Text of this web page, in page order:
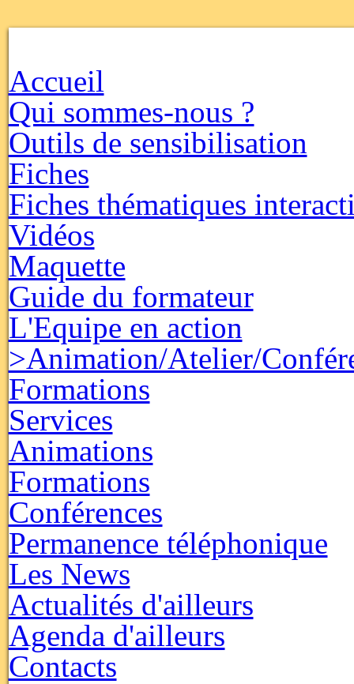
Accueil
Qui sommes-nous ?
Outils de sensibilisation
Fiches
Fiches thématiques
Vidéos
Maquette
Guide du formateur
L'Equipe en action
>Animation/Atelier/
Formations
Services
Animations
Formations
Conférences
Permanence téléphonique
Les News
Actualités d'ailleurs
Agenda d'ailleurs
Contacts